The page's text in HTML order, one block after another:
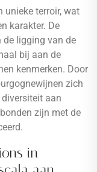
unieke terroir, wat
karakter. De
de ligging van de
bij aan de
kenmerken. Door
zich
aan
zijn met de
in